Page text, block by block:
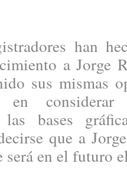
han
a Jorge
sus mismas
en
las bases
que a
en el futuro